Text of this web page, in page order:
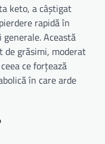
keto, a câștigat
rapidă în
Această
de grăsimi, moderat
ce forțează
în care arde